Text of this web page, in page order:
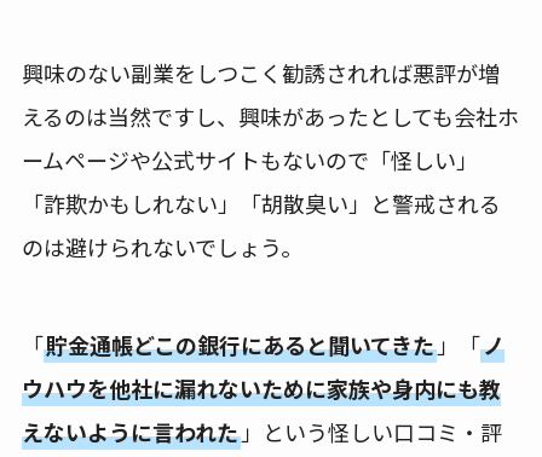
興味のない副業をしつこく勧誘されれば悪評が増
えるのは当然ですし、興味があったとしても会社ホ
ームページや公式サイトもないので「怪しい」
「詐欺かもしれない」「胡散臭い」と警戒される
のは避けられないでしょう。
「貯金通帳どこの銀行にあると聞いてきた」「ノ
ウハウを他社に漏れないために家族や身内にも教
えないように言われた」という怪しい口コミ・評